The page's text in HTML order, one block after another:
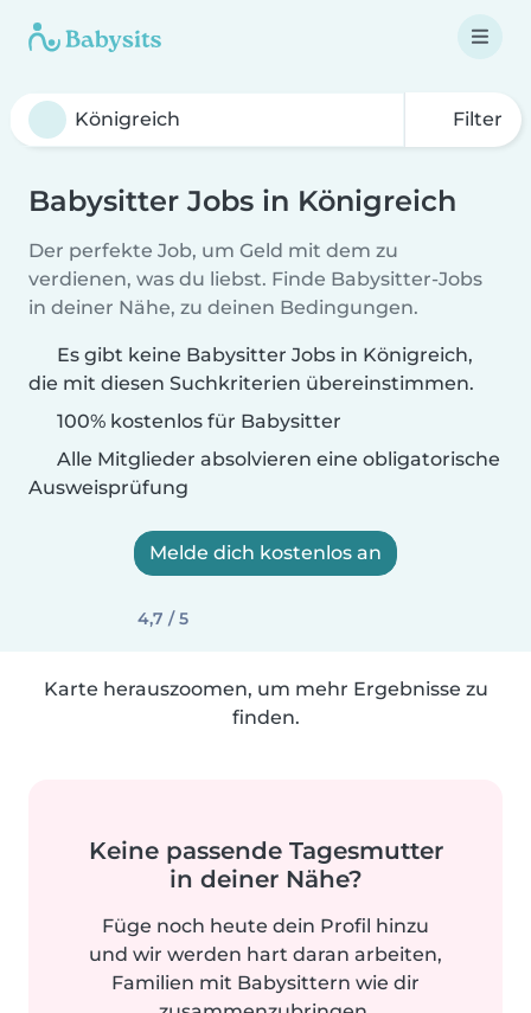
Filter
Babysitter Jobs in Königreich
Der perfekte Job, um Geld mit dem zu
verdienen, was du liebst. Finde Babysitter-Jobs
in deiner Nähe, zu deinen Bedingungen.
Es gibt keine Babysitter Jobs in Königreich,
die mit diesen Suchkriterien übereinstimmen.
100% kostenlos für Babysitter
Alle Mitglieder absolvieren eine obligatorische
Ausweisprüfung
Melde dich kostenlos an
4,7 / 5
Karte herauszoomen, um mehr Ergebnisse zu
finden.
Keine passende Tagesmutter
in deiner Nähe?
Füge noch heute dein Profil hinzu
und wir werden hart daran arbeiten,
Familien mit Babysittern wie dir